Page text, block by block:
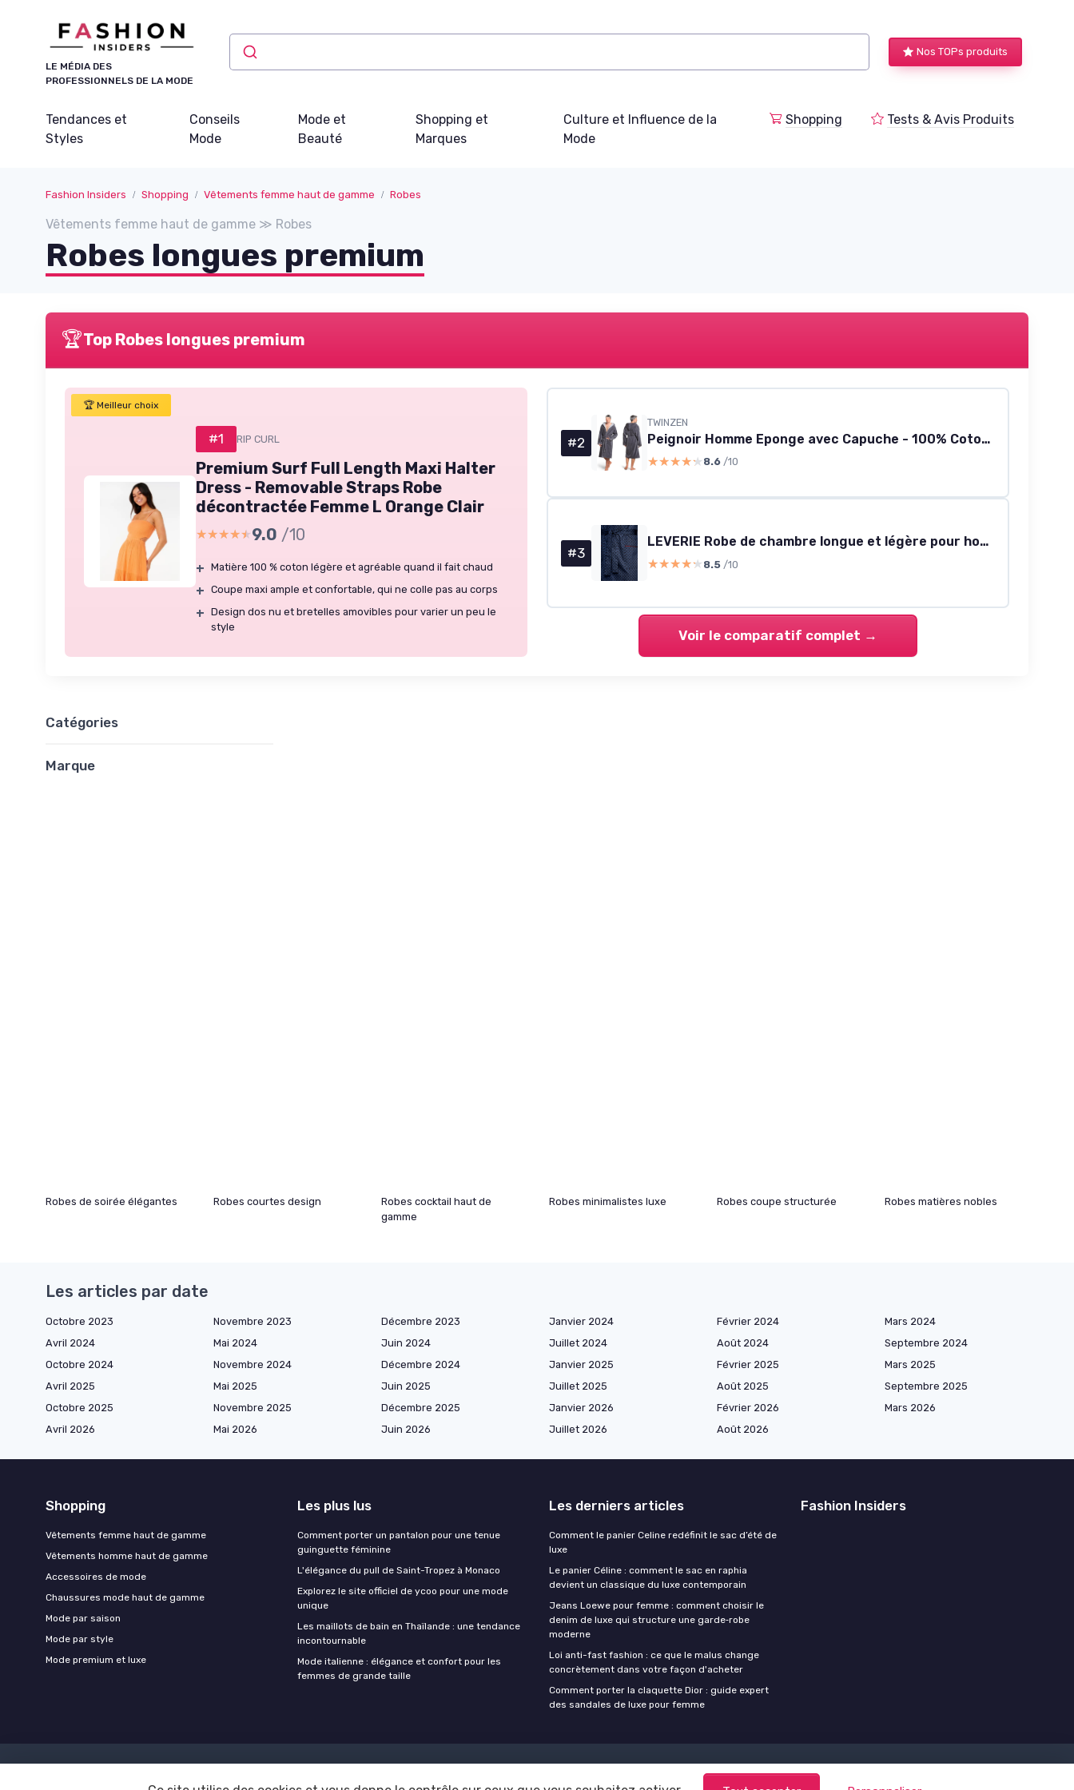
LE MÉDIA DES
PROFESSIONNELS DE LA MODE
Nos TOPs produits
Tendances et
Styles
Conseils
Mode
Mode et
Beauté
Shopping et
Marques
Culture et Influence de la
Mode
Shopping Tests & Avis Produits
Fashion Insiders Shopping Vêtements femme haut de gamme Robes
Vêtements femme haut de gamme ≫ Robes
Robes longues premium
🏆Top Robes longues premium
🏆 Meilleur choix
#1 RIP CURL
Premium Surf Full Length Maxi Halter
Dress - Removable Straps Robe
décontractée Femme L Orange Clair
★★★★★
★★★★★9.0 /10
+ Matière 100 % coton légère et agréable quand il fait chaud
+ Coupe maxi ample et confortable, qui ne colle pas au corps
+ Design dos nu et bretelles amovibles pour varier un peu le
style
#2
TWINZEN
Peignoir Homme Eponge avec Capuche - 100% Coton Velours Premium OekoTex - Robe de Chambre Homme Peignoir de Bain Homme Eponge Ultra Doux L Gris
★★★★★
★★★★★ 8.6 /10
#3
LEVERIE Robe de chambre longue et légère pour homme - Fabriquée dans l'UE - XL bleu/rouge
★★★★★
★★★★★ 8.5 /10
Voir le comparatif complet →
Catégories
Marque
Robes de soirée élégantes Robes courtes design
Robes cocktail haut de
gamme
Robes minimalistes luxe Robes coupe structurée Robes matières nobles
Les articles par date
Octobre 2023 Novembre 2023 Décembre 2023 Janvier 2024 Février 2024
Mars 2024
Avril 2024
Mai 2024 Juin 2024 Juillet 2024 Août 2024
Septembre 2024
Octobre 2024
Novembre 2024 Décembre 2024 Janvier 2025 Février 2025
Mars 2025
Avril 2025
Mai 2025 Juin 2025 Juillet 2025 Août 2025
Septembre 2025
Octobre 2025
Novembre 2025 Décembre 2025 Janvier 2026 Février 2026
Mars 2026
Avril 2026
Mai 2026 Juin 2026 Juillet 2026 Août 2026
Shopping
Vêtements femme haut de gamme
Vêtements homme haut de gamme
Accessoires de mode
Chaussures mode haut de gamme
Mode par saison
Mode par style
Mode premium et luxe
Les plus lus
Comment porter un pantalon pour une tenue
guinguette féminine
L'élégance du pull de Saint-Tropez à Monaco
Explorez le site officiel de ycoo pour une mode
unique
Les maillots de bain en Thaïlande : une tendance
incontournable
Mode italienne : élégance et confort pour les
femmes de grande taille
Les derniers articles
Comment le panier Celine redéfinit le sac d’été de
luxe
Le panier Céline : comment le sac en raphia
devient un classique du luxe contemporain
Jeans Loewe pour femme : comment choisir le
denim de luxe qui structure une garde‑robe
moderne
Loi anti-fast fashion : ce que le malus change
concrètement dans votre façon d'acheter
Comment porter la claquette Dior : guide expert
des sandales de luxe pour femme
Fashion Insiders